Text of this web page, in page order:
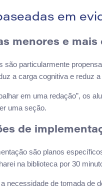
em
menores e mais
são particularmente
a carga cognitiva e reduz
em uma redação”, os
uma seção.
de
são planos
na biblioteca por 30
necessidade de tomada de